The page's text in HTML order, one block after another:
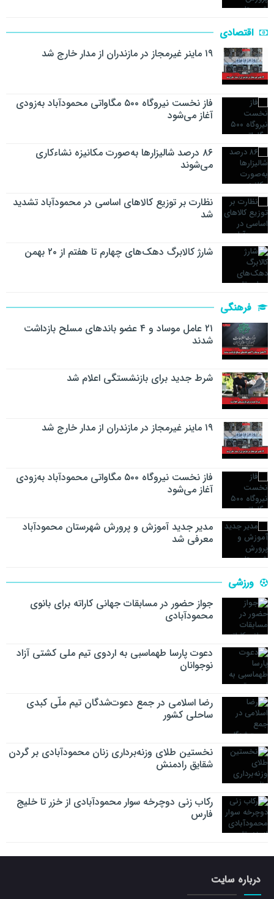
اقتصادی
۱۹ ماینر غیرمجاز در مازندران از مدار خارج شد
فاز نخست نیروگاه ۵۰۰ مگاواتی محمودآباد به‌زودی
آغاز می‌شود
۸۶ درصد شالیزارها به‌صورت مکانیزه نشاءکاری
می‌شوند
نظارت بر توزیع کالا‌های اساسی در محمودآباد تشدید
شد
شارژ کالابرگ دهک‌های چهارم تا هفتم از ۲۰ بهمن
فرهنگی
۲۱ عامل موساد و ۴ عضو باند‌های مسلح بازداشت
شدند
شرط جدید برای بازنشستگی اعلام شد
۱۹ ماینر غیرمجاز در مازندران از مدار خارج شد
فاز نخست نیروگاه ۵۰۰ مگاواتی محمودآباد به‌زودی
آغاز می‌شود
مدیر جدید آموزش و پرورش شهرستان محمودآباد
معرفی شد
ورزشی
جواز حضور در مسابقات جهانی کاراته برای بانوی
محمودآبادی
دعوت پارسا طهماسبی به اردوی تیم ملی کشتی آزاد
نوجوانان
رضا اسلامی در جمع دعوت‌شدگان تیم ملّی کبدی
ساحلی کشور
نخستین طلای وزنه‌برداری زنان محمودآبادی بر گردن
شقایق رادمنش
رکاب زنی دوچرخه سوار محمودآبادی از خزر تا خلیج
فارس
درباره سایت